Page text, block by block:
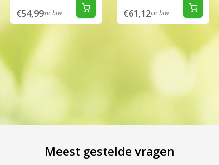
€54,99inc btw €61,12inc btw
Meest gestelde vragen